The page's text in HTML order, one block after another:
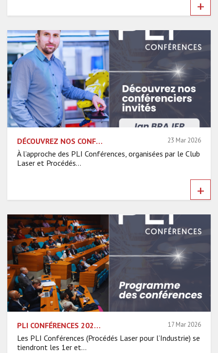
+
DÉCOUVREZ NOS CONFÉRENCIERS INVITÉS – JAN BRAJER, HILASE CENTRE 23 Mar 2026
À l’approche des PLI Conférences, organisées par le Club
Laser et Procédés...
+
PLI CONFÉRENCES 2026 : LE PROGRAMME DES CONFÉRENCES EST DÉVOILÉ 17 Mar 2026
Les PLI Conférences (Procédés Laser pour l’Industrie) se
tiendront les 1er et...